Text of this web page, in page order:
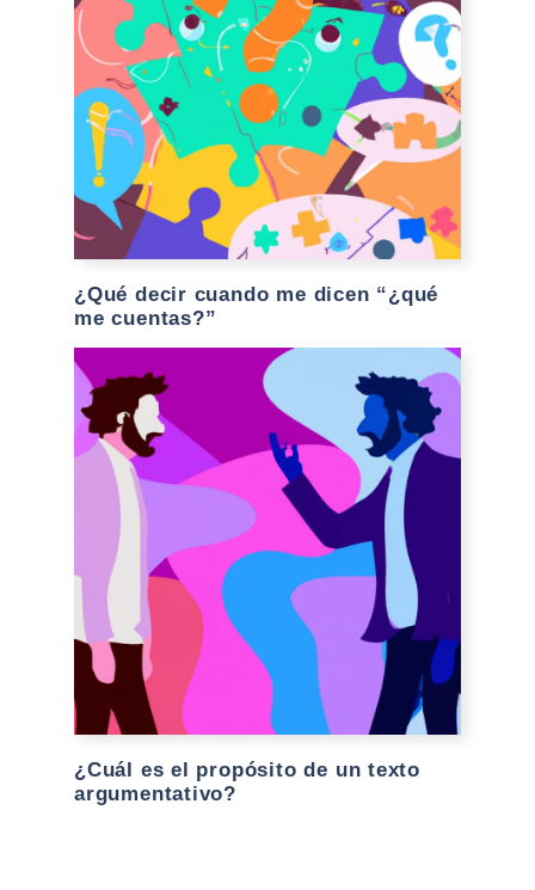
¿Qué decir cuando me dicen “¿qué
me cuentas?”
¿Cuál es el propósito de un texto
argumentativo?